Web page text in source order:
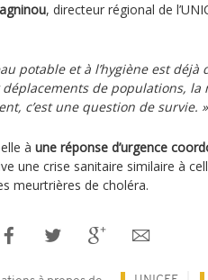
, directeur régional de
potable et à l’hygiène est
de populations, la
c’est une question de survie. »
à une réponse d’urgence
une crise sanitaire similaire à
meurtrières de choléra.